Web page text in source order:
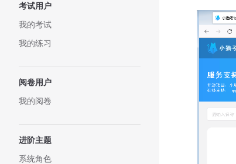
考试用户
我的考试
我的练习
阅卷用户
我的阅卷
进阶主题
系统角色